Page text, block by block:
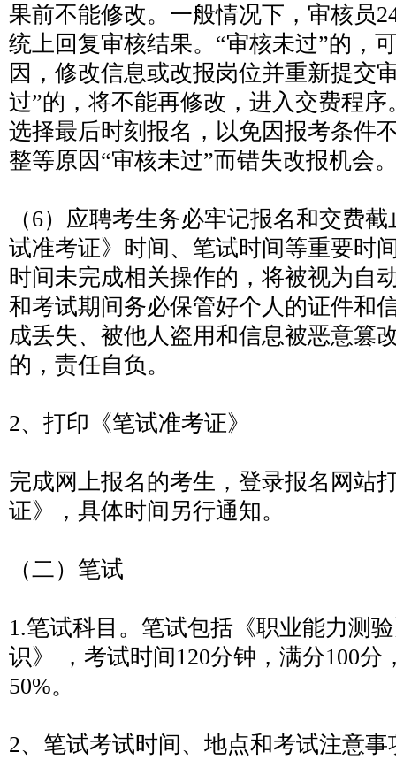
果前不能修改。一般情况下，审核员
统上回复审核结果。“审核未过”的，
因，修改信息或改报岗位并重新提交
过”的，将不能再修改，进入交费程
选择最后时刻报名，以免因报考条件
整等原因“审核未过”而错失改报机会
（6）应聘考生务必牢记报名和交费
试准考证》时间、笔试时间等重要时
时间未完成相关操作的，将被视为自
和考试期间务必保管好个人的证件和
成丢失、被他人盗用和信息被恶意篡
的，责任自负。
2、打印《笔试准考证》
完成网上报名的考生，登录报名网站
证》，具体时间另行通知。
（二）笔试
1.笔试科目。笔试包括《职业能力测
识》 ，考试时间120分钟，满分100分
50%。
2、笔试考试时间、地点和考试注意